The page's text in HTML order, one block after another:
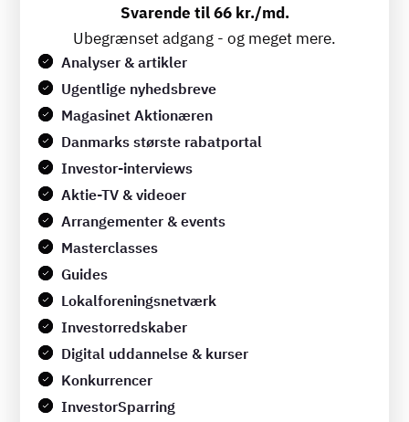
Svarende til 66 kr./md.
Ubegrænset adgang - og meget mere.
Analyser & artikler
Ugentlige nyhedsbreve
Magasinet Aktionæren
Danmarks største rabatportal
Investor-interviews
Aktie-TV & videoer
Arrangementer & events
Masterclasses
Guides
Lokalforeningsnetværk
Investorredskaber
Digital uddannelse & kurser
Konkurrencer
InvestorSparring